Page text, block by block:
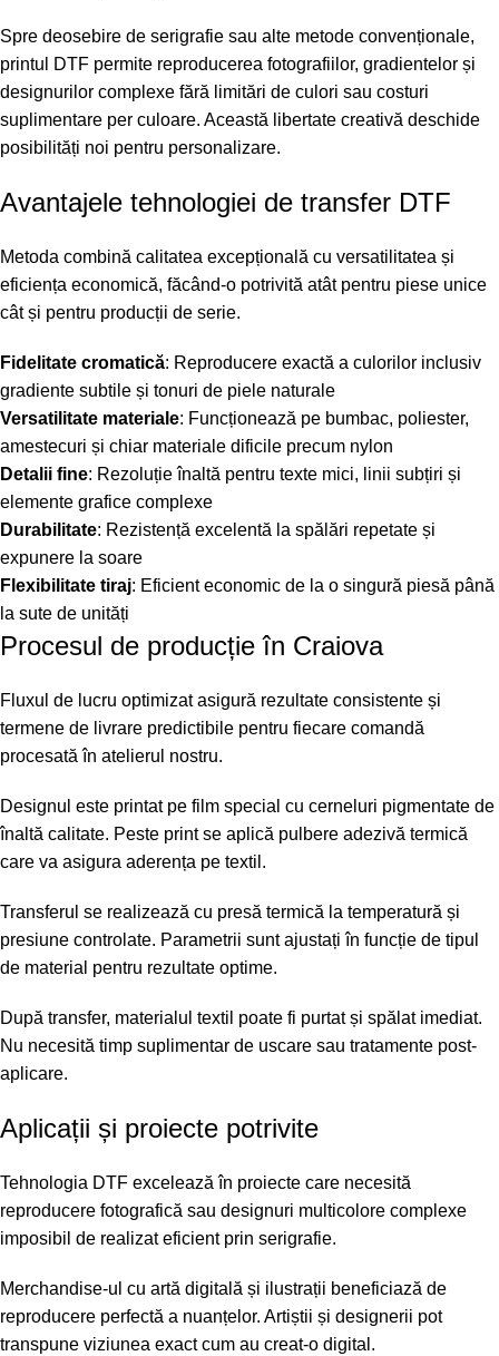
Spre deosebire de serigrafie sau alte metode convenționale,
printul DTF permite reproducerea fotografiilor, gradientelor și
designurilor complexe fără limitări de culori sau costuri
suplimentare per culoare. Această libertate creativă deschide
posibilități noi pentru personalizare.
Avantajele tehnologiei de transfer DTF
Metoda combină calitatea excepțională cu versatilitatea și
eficiența economică, făcând-o potrivită atât pentru piese unice
cât și pentru producții de serie.
Fidelitate cromatică: Reproducere exactă a culorilor inclusiv
gradiente subtile și tonuri de piele naturale
Versatilitate materiale: Funcționează pe bumbac, poliester,
amestecuri și chiar materiale dificile precum nylon
Detalii fine: Rezoluție înaltă pentru texte mici, linii subțiri și
elemente grafice complexe
Durabilitate: Rezistență excelentă la spălări repetate și
expunere la soare
Flexibilitate tiraj: Eficient economic de la o singură piesă până
la sute de unități
Procesul de producție în Craiova
Fluxul de lucru optimizat asigură rezultate consistente și
termene de livrare predictibile pentru fiecare comandă
procesată în atelierul nostru.
Designul este printat pe film special cu cerneluri pigmentate de
înaltă calitate. Peste print se aplică pulbere adezivă termică
care va asigura aderența pe textil.
Transferul se realizează cu presă termică la temperatură și
presiune controlate. Parametrii sunt ajustați în funcție de tipul
de material pentru rezultate optime.
După transfer, materialul textil poate fi purtat și spălat imediat.
Nu necesită timp suplimentar de uscare sau tratamente post-
aplicare.
Aplicații și proiecte potrivite
Tehnologia DTF excelează în proiecte care necesită
reproducere fotografică sau designuri multicolore complexe
imposibil de realizat eficient prin serigrafie.
Merchandise-ul cu artă digitală și ilustrații beneficiază de
reproducere perfectă a nuanțelor. Artiștii și designerii pot
transpune viziunea exact cum au creat-o digital.